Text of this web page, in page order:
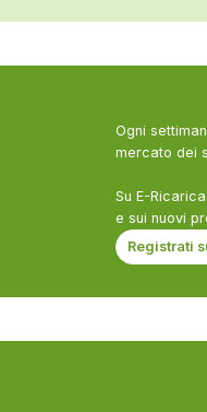
Ogni
mercato dei
Su E-
e sui nuovi
Registrati